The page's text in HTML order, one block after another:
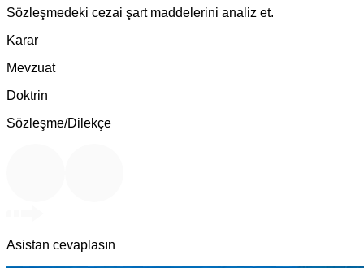
Sözleşmedeki cezai şart maddelerini analiz et.
Karar
Mevzuat
Doktrin
Sözleşme/Dilekçe
Asistan cevaplasın